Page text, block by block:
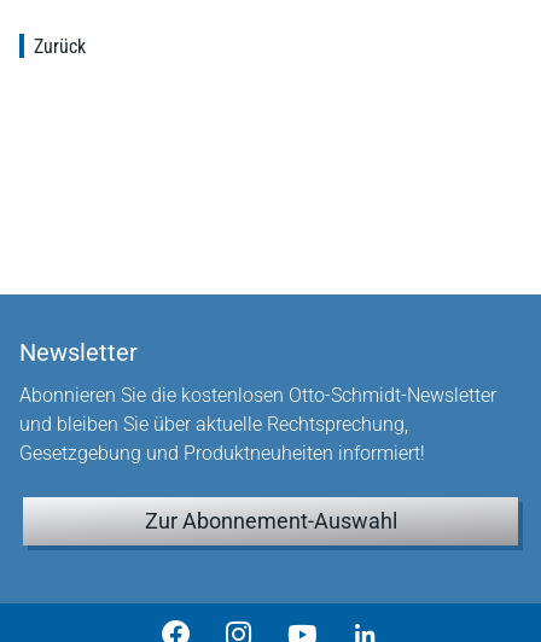
Zurück
Newsletter
Abonnieren Sie die kostenlosen Otto-Schmidt-Newsletter
und bleiben Sie über aktuelle Rechtsprechung,
Gesetzgebung und Produktneuheiten informiert!
Zur Abonnement-Auswahl